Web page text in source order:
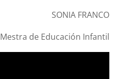
SONIA FRANCO
Mestra de Educación Infantil